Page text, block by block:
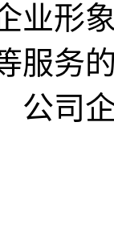
业形
服务
公司